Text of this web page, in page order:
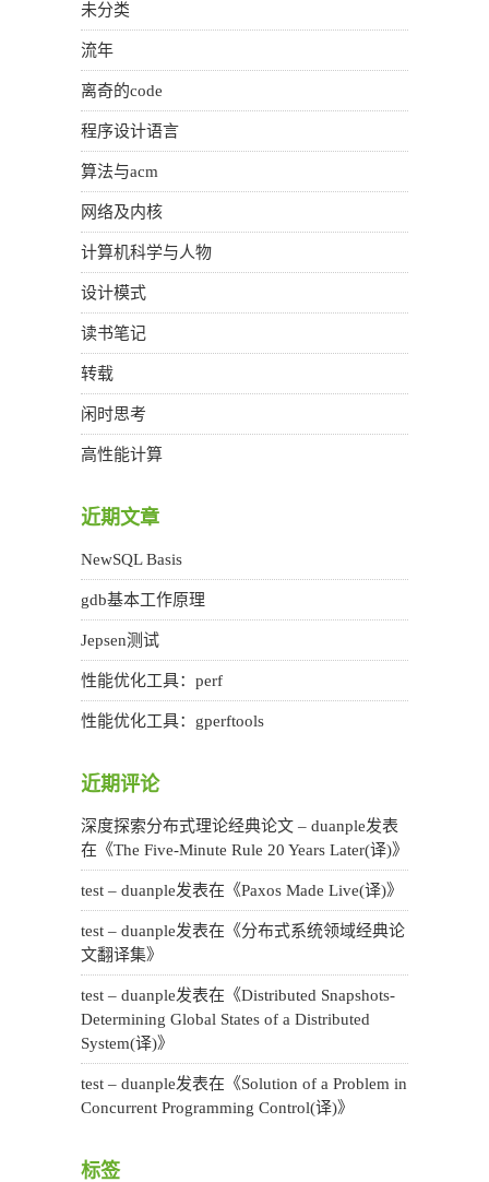
未分类
流年
离奇的code
程序设计语言
算法与acm
网络及内核
计算机科学与人物
设计模式
读书笔记
转载
闲时思考
高性能计算
近期文章
NewSQL Basis
gdb基本工作原理
Jepsen测试
性能优化工具：perf
性能优化工具：gperftools
近期评论
深度探索分布式理论经典论文 – duanple发表
在《The Five-Minute Rule 20 Years Later(译)》
test – duanple发表在《Paxos Made Live(译)》
test – duanple发表在《分布式系统领域经典论
文翻译集》
test – duanple发表在《Distributed Snapshots-
Determining Global States of a Distributed
System(译)》
test – duanple发表在《Solution of a Problem in
Concurrent Programming Control(译)》
标签